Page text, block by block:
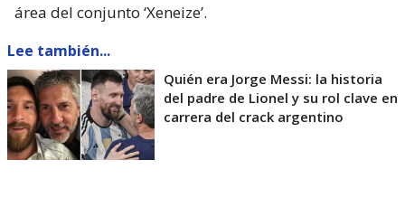
área del conjunto ‘Xeneize’.
Lee también...
Quién era Jorge Messi: la historia
del padre de Lionel y su rol clave en
carrera del crack argentino